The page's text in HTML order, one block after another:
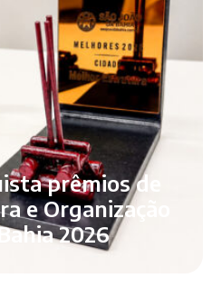
prêmios de
e Organização
2026